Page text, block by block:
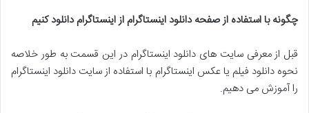
چگونه با استفاده از صفحه دانلود اینستاگرام از اینستاگرام دانلود کنیم
قبل از معرفی سایت های دانلود اینستاگرام در این قسمت به طور خلاصه
نحوه دانلود فیلم یا عکس اینستاگرام با استفاده از سایت دانلود اینستاگرام
را آموزش می دهیم.